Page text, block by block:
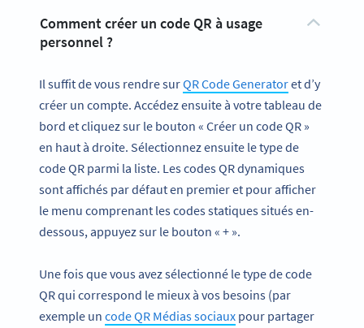
Comment créer un code QR à usage
personnel ?
Il suffit de vous rendre surQR Code Generatoret d’y
créer un compte. Accédez ensuite à votre tableau de
bord et cliquez sur le bouton « Créer un code QR »
en haut à droite. Sélectionnez ensuite le type de
code QR parmi la liste. Les codes QR dynamiques
sont affichés par défaut en premier et pour afficher
le menu comprenant les codes statiques situés en-
dessous, appuyez sur le bouton « + ».
Une fois que vous avez sélectionné le type de code
QR qui correspond le mieux à vos besoins (par
exemple un code QR Médias sociaux pour partager